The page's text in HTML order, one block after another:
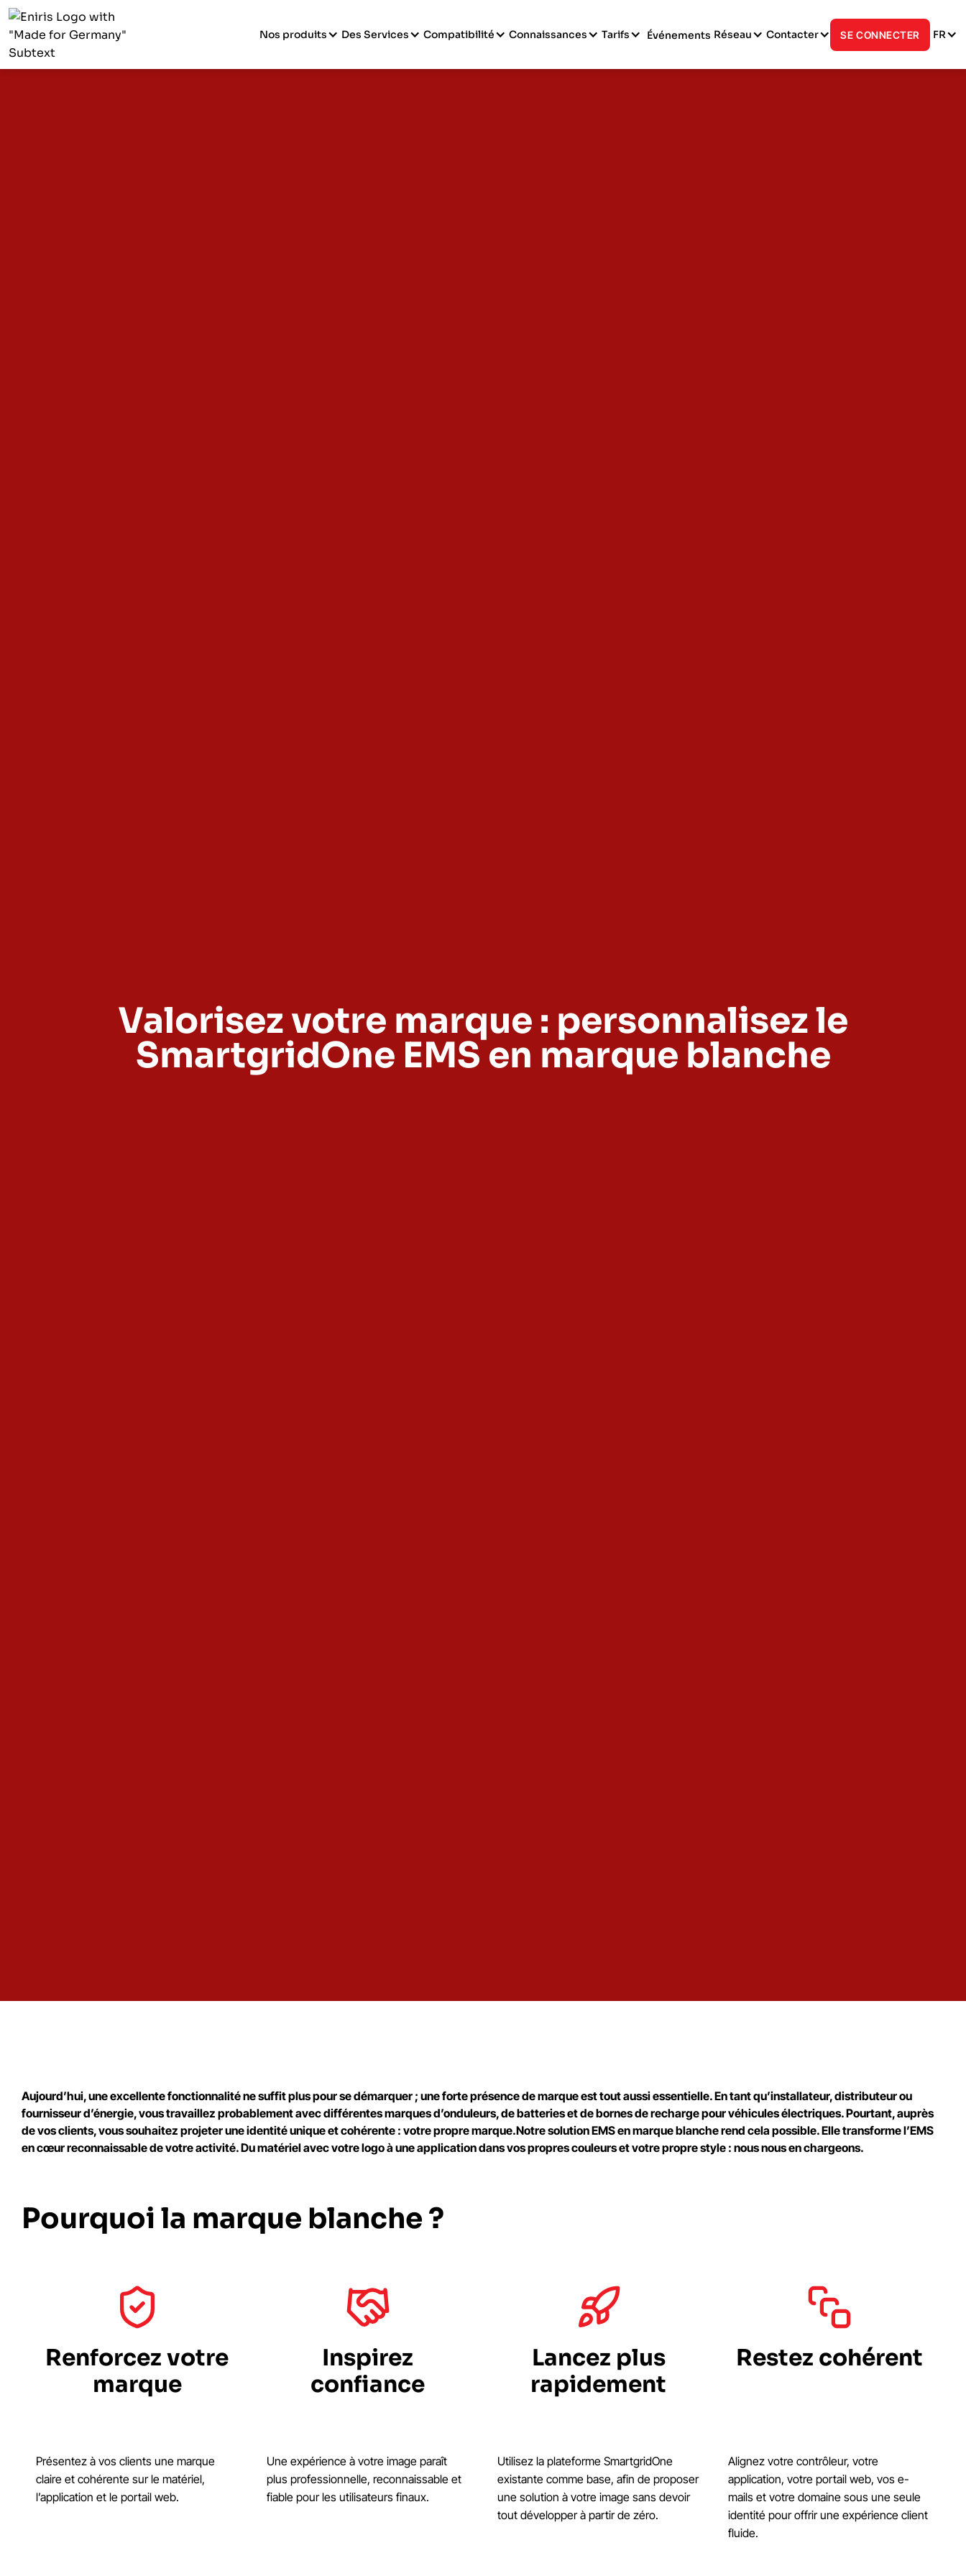
Nos produits Des Services Compatibilité Connaissances Tarifs Événements Réseau Contacter SE CONNECTER FR
Valorisez votre marque : personnalisez le
SmartgridOne EMS en marque blanche
Aujourd’hui, une excellente fonctionnalité ne suffit plus pour se démarquer ; une forte présence de marque est tout aussi essentielle. En tant qu’installateur, distributeur ou
fournisseur d’énergie, vous travaillez probablement avec différentes marques d’onduleurs, de batteries et de bornes de recharge pour véhicules électriques. Pourtant, auprès
de vos clients, vous souhaitez projeter une identité unique et cohérente : votre propre marque.Notre solution EMS en marque blanche rend cela possible. Elle transforme l’EMS
en cœur reconnaissable de votre activité. Du matériel avec votre logo à une application dans vos propres couleurs et votre propre style : nous nous en chargeons.
Pourquoi la marque blanche ?
Renforcez votre
marque
Présentez à vos clients une marque
claire et cohérente sur le matériel,
l’application et le portail web.
Inspirez
confiance
Une expérience à votre image paraît
plus professionnelle, reconnaissable et
fiable pour les utilisateurs finaux.
Lancez plus
rapidement
Utilisez la plateforme SmartgridOne
existante comme base, afin de proposer
une solution à votre image sans devoir
tout développer à partir de zéro.
Restez cohérent
Alignez votre contrôleur, votre
application, votre portail web, vos e-
mails et votre domaine sous une seule
identité pour offrir une expérience client
fluide.